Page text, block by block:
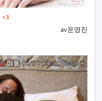
댓글
3
등록자
av운영진